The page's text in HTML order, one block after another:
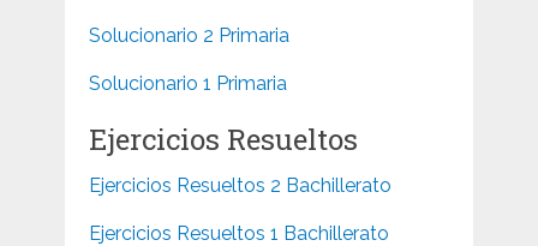
Solucionario 2 Primaria
Solucionario 1 Primaria
Ejercicios Resueltos
Ejercicios Resueltos 2 Bachillerato
Ejercicios Resueltos 1 Bachillerato